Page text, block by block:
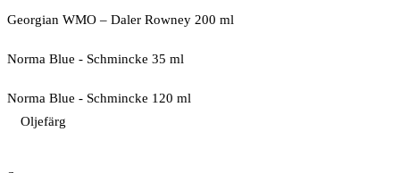
Georgian WMO – Daler Rowney 200 ml
Norma Blue - Schmincke 35 ml
Norma Blue - Schmincke 120 ml
Oljefärg